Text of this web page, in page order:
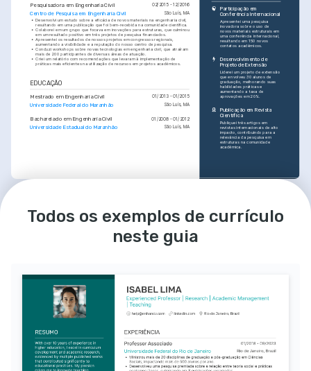
Pesquisadora em Engenharia Civil 02/2015 - 12/2016
Centro de Pesquisa em Engenharia Civil São Luís, MA
• Desenvolvi um estudo sobre a eficácia de novos materiais na engenharia civil,
resultando em uma publicação que foi bem-recebida na comunidade científica.
• Colaborei em um grupo que focava em inovações para estruturas, que culminou
em um resultado positivo em três projetos de pesquisa financiados.
• Apresentei os resultados de nossos projetos em congressos regionais,
aumentando a visibilidade e a reputação do nosso centro de pesquisa.
• Conduzi workshops sobre novas tecnologias em engenharia civil, que atraíram
mais de 200 participantes de diversas áreas de atuação.
• Criei um relatório com recomendações que levaram à implementação de
práticas mais eficientes na utilização de recursos em projetos acadêmicos.
EDUCAÇÃO
Mestrado em Engenharia Civil 01/2013 - 01/2015
Universidade Federal do Maranhão São Luís, MA
Bacharelado em Engenharia Civil 01/2008 - 01/2012
Universidade Estadual do Maranhão São Luís, MA
Participação em
Conferência Internacional
Apresentei uma pesquisa
inovadora sobre o uso de
novos materiais estruturais em
uma conferência internacional,
resultando em 150 novos
contatos acadêmicos.
Desenvolvimento de
Projeto de Extensão
Liderei um projeto de extensão
que envolveu 30 alunos de
graduação, melhorando suas
habilidades práticas e
aumentando a taxa de
aprovações em 20%.
Publicação em Revista
Científica
Publiquei três artigos em
revistas internacionais de alto
impacto, contribuindo para a
relevância da pesquisa em
estruturas na comunidade
acadêmica.
Inovação na Engenharia
Sou apaixonada por
Sustentabilidade
Acredito na importância de
meio ambiente e que
promovam a sustentabilidade.
acadêmicas e profissionais
através de orientação e
Criação de Currículo
Atualizado
Inglês Proficiente
TREINAMENTO /
análise estrutural e design,
oferecido pela Coursera em
colaboração com universidades
renomadas.
Todos os exemplos de currículo
neste guia